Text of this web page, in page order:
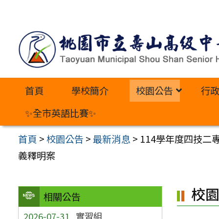
內
首頁 學校簡介 校園公告
行
✨全市英語比賽✨
首頁 >校園公告 >最新消息 > 114學年度四技二
義釋明案
相關公告
2026-07-31 實習組
校